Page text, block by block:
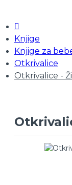
Knjige
Knjige za
Otkrivalice
Otkrivalice -